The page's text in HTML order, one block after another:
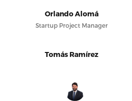
Orlando Alomá
Startup Project Manager
Tomás Ramírez